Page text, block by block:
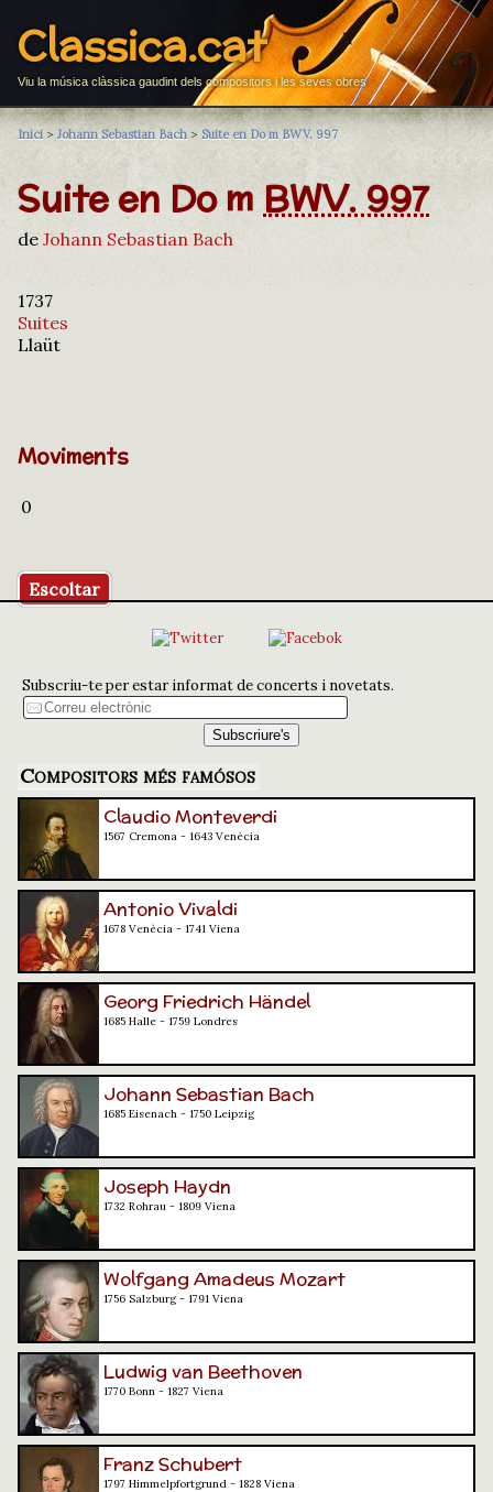
Classica.cat
Viu la música clàssica gaudint dels compositors i les seves obres
Inici > Johann Sebastian Bach > Suite en Do m BWV. 997
Suite en Do m BWV. 997
de Johann Sebastian Bach
1737
Suites
Llaüt
Moviments
0
Escoltar
Subscriu-te per estar informat de concerts i novetats.
Compositors més famósos
Claudio Monteverdi
1567 Cremona - 1643 Venècia
Antonio Vivaldi
1678 Venècia - 1741 Viena
Georg Friedrich Händel
1685 Halle - 1759 Londres
Johann Sebastian Bach
1685 Eisenach - 1750 Leipzig
Joseph Haydn
1732 Rohrau - 1809 Viena
Wolfgang Amadeus Mozart
1756 Salzburg - 1791 Viena
Ludwig van Beethoven
1770 Bonn - 1827 Viena
Franz Schubert
1797 Himmelpfortgrund - 1828 Viena